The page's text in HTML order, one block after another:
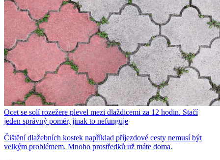
Ocet se solí rozežere plevel mezi dlaždicemi za 12 hodin. Stačí
jeden správný poměr, jinak to nefunguje
Čištění dlažebních kostek například příjezdové cesty nemusí být
velkým problémem. Mnoho prostředků už máte doma.